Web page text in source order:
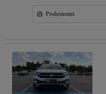
Profesionist